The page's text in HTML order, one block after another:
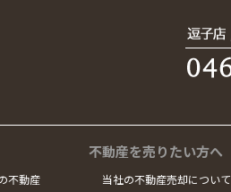
不動産
不動産を売りたい方へ
当社の不動産売却について